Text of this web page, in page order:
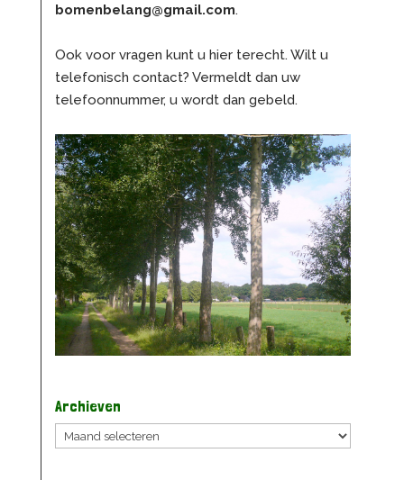
bomenbelang@gmail.com.
Ook voor vragen kunt u hier terecht. Wilt u
telefonisch contact? Vermeldt dan uw
telefoonnummer, u wordt dan gebeld.
Archieven
Archieven